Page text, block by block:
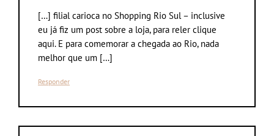
[…] filial carioca no Shopping Rio Sul – inclusive
eu já fiz um post sobre a loja, para reler clique
aqui. E para comemorar a chegada ao Rio, nada
melhor que um […]
Responder